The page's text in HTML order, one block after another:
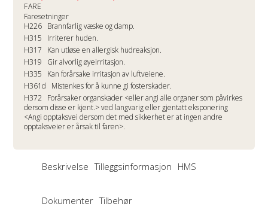
FARE
Faresetninger
H226 Brannfarlig væske og damp.
H315
Irriterer huden.
H317
Kan utløse en allergisk hudreaksjon.
H319
Gir alvorlig øyeirritasjon.
H335
Kan forårsake irritasjon av luftveiene.
H361d
Mistenkes for å kunne gi fosterskader.
H372 Forårsaker organskader <eller angi alle organer som påvirkes
dersom disse er kjent.> ved langvarig eller gjentatt eksponering
<Angi opptaksvei dersom det med sikkerhet er at ingen andre
opptaksveier er årsak til faren>.
Beskrivelse Tilleggsinformasjon HMS
Dokumenter Tilbehør